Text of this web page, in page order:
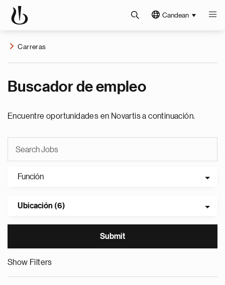
Candean
Carreras
Buscador de empleo
Encuentre oportunidades en Novartis a continuación.
Función
Ubicación (6)
Show Filters